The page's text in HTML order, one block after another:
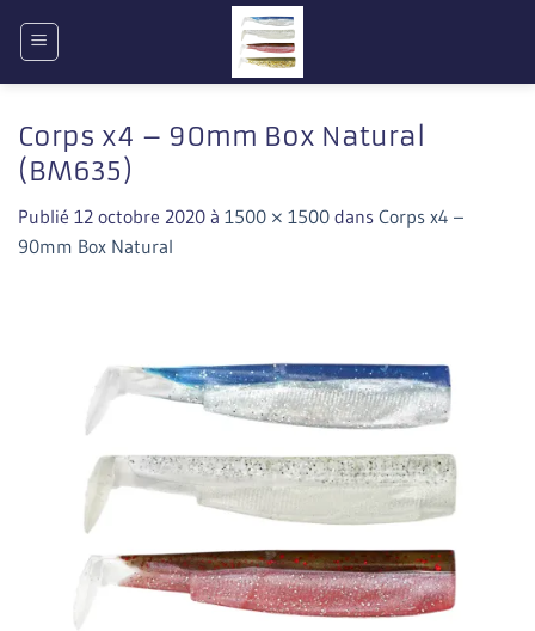
Corps x4 – 90mm Box Natural
(BM635)
Publié 12 octobre 2020 à 1500 × 1500 dans Corps x4 –
90mm Box Natural